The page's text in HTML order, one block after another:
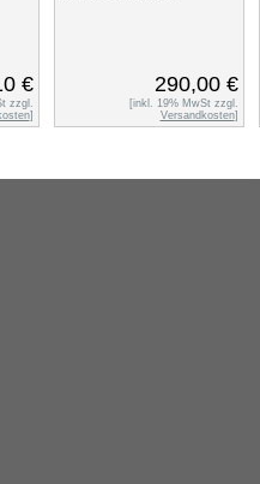
€
zzgl.
]
290,00 €
[inkl. 19% MwSt zzgl.
Versandkosten]